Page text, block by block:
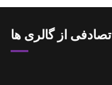
تصادفی از گالری ها